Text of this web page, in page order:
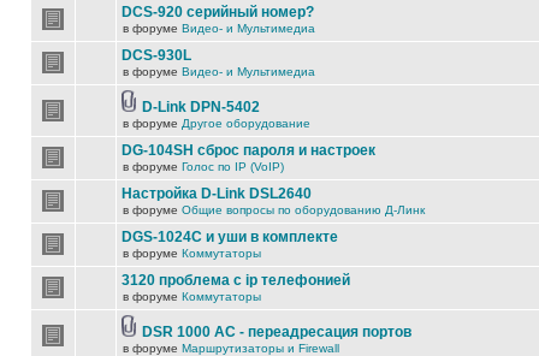
DCS-920 серийный номер?
в форуме Видео- и Мультимедиа
DCS-930L
в форуме Видео- и Мультимедиа
D-Link DPN-5402
в форуме Другое оборудование
DG-104SH сброс пароля и настроек
в форуме Голос по IP (VoIP)
Настройка D-Link DSL2640
в форуме Общие вопросы по оборудованию Д-Линк
DGS-1024C и уши в комплекте
в форуме Коммутаторы
3120 проблема с ip телефонией
в форуме Коммутаторы
DSR 1000 AC - переадресация портов
в форуме Маршрутизаторы и Firewall